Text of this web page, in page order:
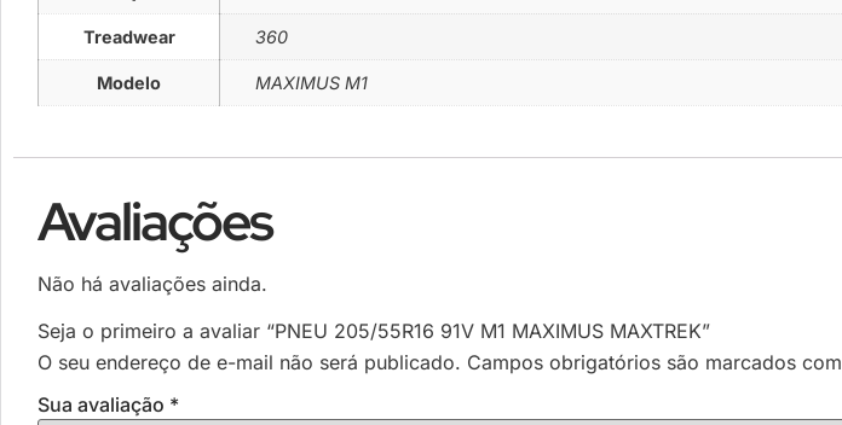
Treadwear 360
Modelo MAXIMUS M1
Avaliações
Não há avaliações ainda.
Seja o primeiro a avaliar “PNEU 205/55R16 91V M1 MAXIMUS MAXTREK”
O seu endereço de e-mail não será publicado. Campos obrigatórios são marcados com
Sua avaliação *